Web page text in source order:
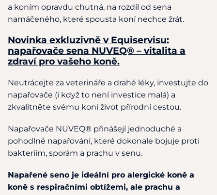
a koním opravdu chutná, na rozdíl od sena
namáčeného, které spousta koní nechce žrát.
Novinka exkluzivně v Equiservisu:
napařovače sena NUVEQ® – vitalita a
zdraví pro vašeho koně.
Neutrácejte za veterináře a drahé léky, investujte do
napařovače (i když to není investice malá) a
zkvalitněte svému koni život přírodní cestou.
Napařovače NUVEQ® přinášejí jednoduché a
pohodlné napařování, které dokonale bojuje proti
bakteriím, sporám a prachu v senu.
Napařené seno je ideální pro alergické koně a
koně s respiračními obtížemi, ale prachu a